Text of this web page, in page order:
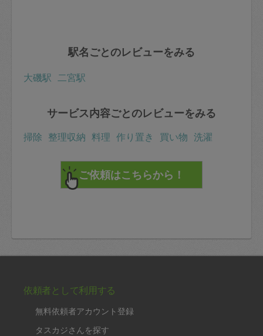
駅名ごとのレビューをみる
大磯駅 二宮駅
サービス内容ごとのレビューをみる
掃除 整理収納 料理 作り置き 買い物 洗濯
依頼者として利用する
無料依頼者アカウント登録
タスカジさんを探す